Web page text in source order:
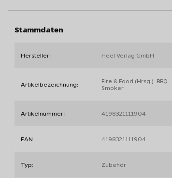
Stammdaten
Hersteller: Heel Verlag GmbH
Artikelbezeichnung:
Fire & Food (Hrsg.): BBQ
Smoker
Artikelnummer: 4198321111904
EAN: 4198321111904
Typ: Zubehör